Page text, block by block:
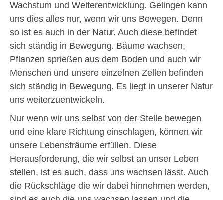
Wachstum und Weiterentwicklung. Gelingen kann
uns dies alles nur, wenn wir uns Bewegen. Denn
so ist es auch in der Natur. Auch diese befindet
sich ständig in Bewegung. Bäume wachsen,
Pflanzen sprießen aus dem Boden und auch wir
Menschen und unsere einzelnen Zellen befinden
sich ständig in Bewegung. Es liegt in unserer Natur
uns weiterzuentwickeln.
Nur wenn wir uns selbst von der Stelle bewegen
und eine klare Richtung einschlagen, können wir
unsere Lebensträume erfüllen. Diese
Herausforderung, die wir selbst an unser Leben
stellen, ist es auch, dass uns wachsen lässt. Auch
die Rückschläge die wir dabei hinnehmen werden,